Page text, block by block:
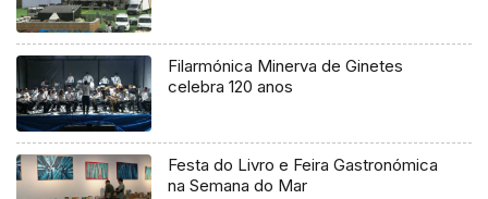
Filarmónica Minerva de Ginetes
celebra 120 anos
Festa do Livro e Feira Gastronómica
na Semana do Mar